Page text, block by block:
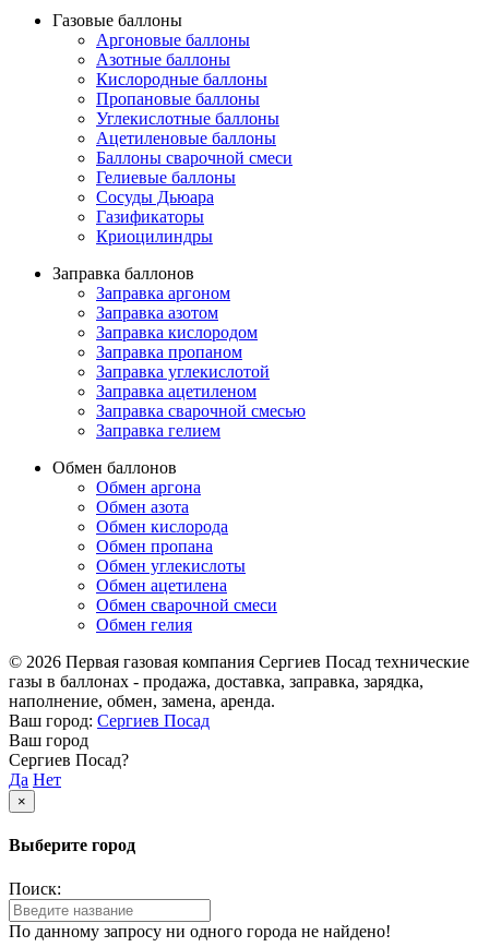
Газовые баллоны
Аргоновые баллоны
Азотные баллоны
Кислородные баллоны
Пропановые баллоны
Углекислотные баллоны
Ацетиленовые баллоны
Баллоны сварочной смеси
Гелиевые баллоны
Сосуды Дьюара
Газификаторы
Криоцилиндры
Заправка баллонов
Заправка аргоном
Заправка азотом
Заправка кислородом
Заправка пропаном
Заправка углекислотой
Заправка ацетиленом
Заправка сварочной смесью
Заправка гелием
Обмен баллонов
Обмен аргона
Обмен азота
Обмен кислорода
Обмен пропана
Обмен углекислоты
Обмен ацетилена
Обмен сварочной смеси
Обмен гелия
© 2026 Первая газовая компания Сергиев Посад технические
газы в баллонах - продажа, доставка, заправка, зарядка,
наполнение, обмен, замена, аренда.
Ваш город: Сергиев Посад
Ваш город
Сергиев Посад?
Да Нет
×
Выберите город
Поиск:
По данному запросу ни одного города не найдено!